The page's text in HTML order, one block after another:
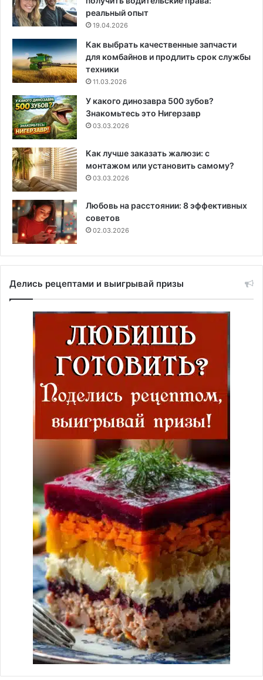
реальный опыт
19.04.2026
Как выбрать качественные запчасти
для комбайнов и продлить срок службы
техники
11.03.2026
У какого динозавра 500 зубов?
Знакомьтесь это Нигерзавр
03.03.2026
Как лучше заказать жалюзи: с
монтажом или установить самому?
03.03.2026
Любовь на расстоянии: 8 эффективных
советов
02.03.2026
Делись рецептами и выигрывай призы